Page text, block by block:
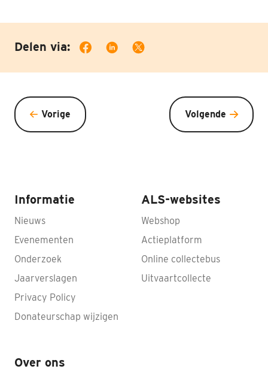
Delen via:
Vorige Volgende
Informatie
Nieuws
Evenementen
Onderzoek
Jaarverslagen
Privacy Policy
Donateurschap wijzigen
ALS-websites
Webshop
Actieplatform
Online collectebus
Uitvaartcollecte
Over ons